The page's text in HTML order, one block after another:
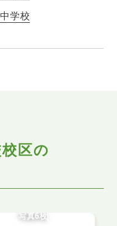
学校
区の
写真6枚